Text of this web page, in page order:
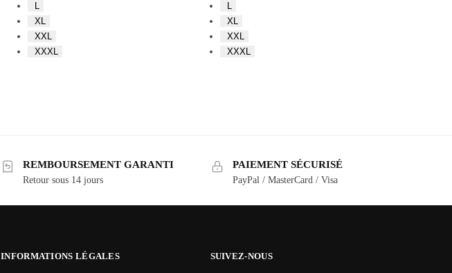
L
XL
XXL
XXXL
L
XL
XXL
XXXL
REMBOURSEMENT GARANTI
Retour sous 14 jours
PAIEMENT SÉCURISÉ
PayPal / MasterCard / Visa
INFORMATIONS LÉGALES SUIVEZ-NOUS